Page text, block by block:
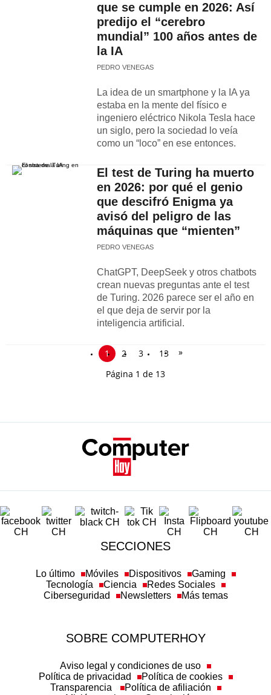
que se cumple en 2026: Así
predijo el “cerebro
mundial” 100 años antes de
la IA
PEDRO VENEGAS
La idea de un smartphone y la IA ya
estaba en la mente del físico e
ingeniero eléctrico Nikola Tesla hace
un siglo, pero la sociedad lo veía
como un “loco” en ese entonces.
El test de Turing ha muerto
en 2026: por qué el genio
que descifró Enigma ya
avisó del peligro de las
máquinas que “mienten”
PEDRO VENEGAS
ChatGPT, DeepSeek y otros chatbots
crean nuevas preguntas ante el test
de Turing. 2026 parece ser el año en
el que deja de servir por la
inteligencia artificial.
1 2 3 13
»
Página 1 de 13
SECCIONES
Lo último Móviles Dispositivos
Gaming
Tecnología
Ciencia
Redes Sociales
Ciberseguridad
Newsletters Más temas
SOBRE COMPUTERHOY
Aviso legal y condiciones de uso
Política de privacidad
Política de cookies
Transparencia
Política de afiliación